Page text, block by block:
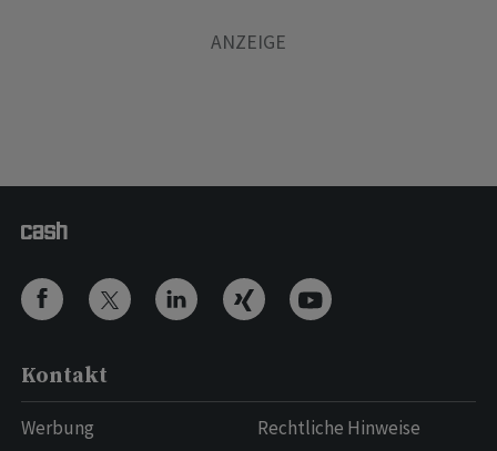
Kontakt
Werbung
Rechtliche Hinweise